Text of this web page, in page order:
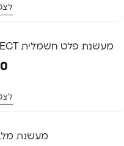
מעשנת פלט חשמלית NET BROIL SELECT אחרון מתצוגה !
מעשנת